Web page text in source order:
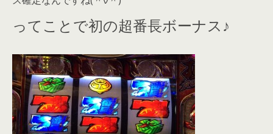
ってことで初の超番長ボーナス♪